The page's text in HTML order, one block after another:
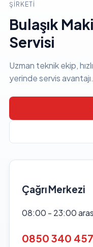
ŞIRKETI
Bulaşık
Servisi
Uzman teknik ekip,
yerinde servis avantajı.
Çağrı Merkezi
08:00 - 23:00
0850 340